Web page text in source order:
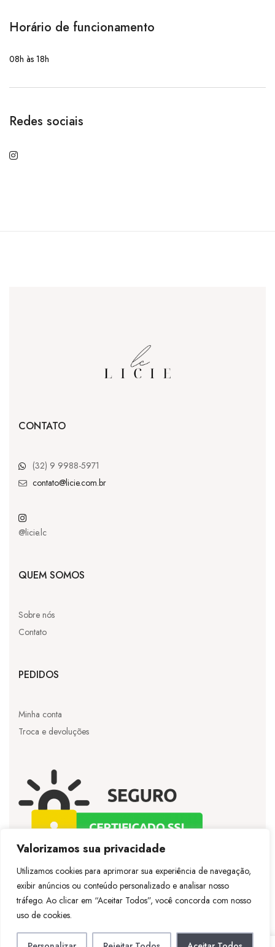
Valorizamos sua privacidade
Utilizamos cookies para aprimorar sua experiência de navegação,
exibir anúncios ou conteúdo personalizado e analisar nosso
tráfego. Ao clicar em “Aceitar Todos”, você concorda com nosso
uso de cookies.
Horário de funcionamento
08h às 18h
Redes sociais
CONTATO
(32) 9 9988-5971
contato@licie.com.br
@licie.lc
QUEM SOMOS
Sobre nós
Contato
PEDIDOS
Minha conta
Troca e devoluções
©Licie– Todos os direitos reservados – Desenvolvido